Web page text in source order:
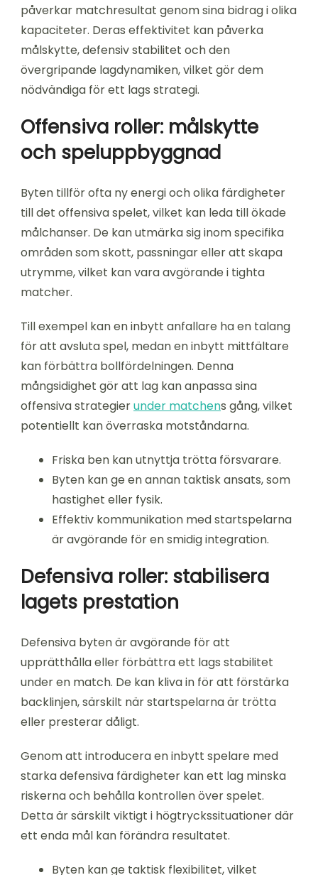
påverkar matchresultat genom sina bidrag i olika
kapaciteter. Deras effektivitet kan påverka
målskytte, defensiv stabilitet och den
övergripande lagdynamiken, vilket gör dem
nödvändiga för ett lags strategi.
Offensiva roller: målskytte
och speluppbyggnad
Byten tillför ofta ny energi och olika färdigheter
till det offensiva spelet, vilket kan leda till ökade
målchanser. De kan utmärka sig inom specifika
områden som skott, passningar eller att skapa
utrymme, vilket kan vara avgörande i tighta
matcher.
Till exempel kan en inbytt anfallare ha en talang
för att avsluta spel, medan en inbytt mittfältare
kan förbättra bollfördelningen. Denna
mångsidighet gör att lag kan anpassa sina
offensiva strategierunder matchens gång, vilket
potentiellt kan överraska motståndarna.
Friska ben kan utnyttja trötta försvarare.
Byten kan ge en annan taktisk ansats, som
hastighet eller fysik.
Effektiv kommunikation med startspelarna
är avgörande för en smidig integration.
Defensiva roller: stabilisera
lagets prestation
Defensiva byten är avgörande för att
upprätthålla eller förbättra ett lags stabilitet
under en match. De kan kliva in för att förstärka
backlinjen, särskilt när startspelarna är trötta
eller presterar dåligt.
Genom att introducera en inbytt spelare med
starka defensiva färdigheter kan ett lag minska
riskerna och behålla kontrollen över spelet.
Detta är särskilt viktigt i högtryckssituationer där
ett enda mål kan förändra resultatet.
Byten kan ge taktisk flexibilitet, vilket